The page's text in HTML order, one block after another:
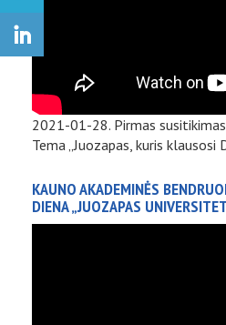
2021-01-28. Pirmas
Tema „Juozapas, kuris klausosi
KAUNO AKADEMINĖS
DIENA „JUOZAPAS